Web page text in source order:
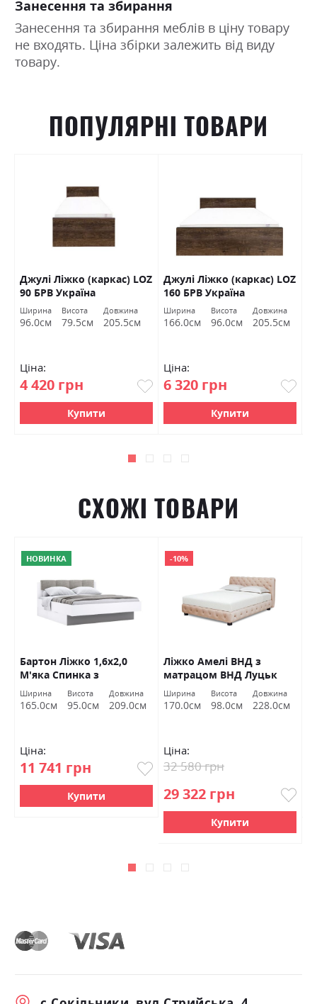
Занесення та збирання
Занесення та збирання меблів в ціну товару
не входять. Ціна збірки залежить від виду
товару.
ПОПУЛЯРНІ ТОВАРИ
Джулі Ліжко (каркас) LOZ
90 БРВ Україна
Ширина
96.0см
Висота
79.5см
Довжина
205.5см
Ціна:
4 420 грн
Купити
Джулі Ліжко (каркас) LOZ
160 БРВ Україна
Ширина
166.0см
Висота
96.0см
Довжина
205.5см
Ціна:
6 320 грн
Купити
СХОЖІ ТОВАРИ
НОВИНКА
Бартон Ліжко 1,6х2,0
М'яка Спинка з
шухлядами без каркасу
Супер Мат Білий
Ширина
165.0см
Висота
95.0см
Довжина
209.0см
Ціна:
11 741 грн
Купити
-10%
Ліжко Амелі ВНД з
матрацом ВНД Луцьк
Ширина
170.0см
Висота
98.0см
Довжина
228.0см
Ціна:
29 322 грн
32 580 грн
Купити